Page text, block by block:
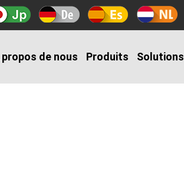
propos de nous Produits Solutions